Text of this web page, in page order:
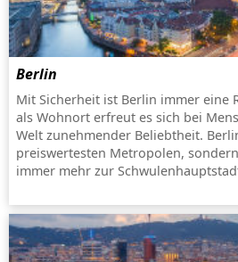
Berlin
Mit Sicherheit ist Berlin immer eine
als Wohnort erfreut es sich bei
Welt zunehmender Beliebtheit.
preiswertesten Metropolen,
immer mehr zur